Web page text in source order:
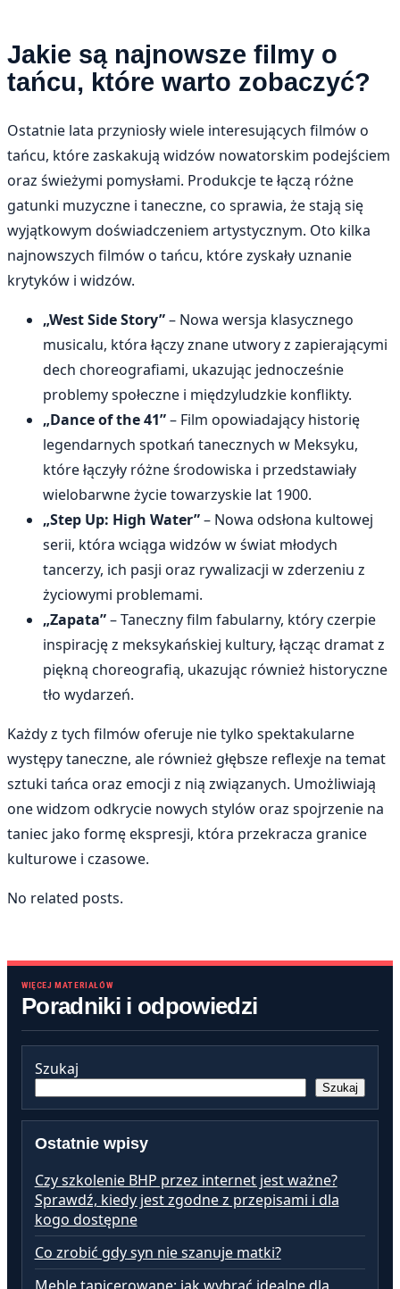
WIĘCEJ MATERIAŁÓW
Poradniki i odpowiedzi
Szukaj
Szukaj
Ostatnie wpisy
Czy szkolenie BHP przez internet jest ważne?
Sprawdź, kiedy jest zgodne z przepisami i dla
kogo dostępne
Co zrobić gdy syn nie szanuje matki?
Jakie są najnowsze filmy o
tańcu, które warto zobaczyć?
Ostatnie lata przyniosły wiele interesujących filmów o
tańcu, które zaskakują widzów nowatorskim podejściem
oraz świeżymi pomysłami. Produkcje te łączą różne
gatunki muzyczne i taneczne, co sprawia, że stają się
wyjątkowym doświadczeniem artystycznym. Oto kilka
najnowszych filmów o tańcu, które zyskały uznanie
krytyków i widzów.
„West Side Story”– Nowa wersja klasycznego
musicalu, która łączy znane utwory z zapierającymi
dech choreografiami, ukazując jednocześnie
problemy społeczne i międzyludzkie konflikty.
„Dance of the 41”– Film opowiadający historię
legendarnych spotkań tanecznych w Meksyku,
które łączyły różne środowiska i przedstawiały
wielobarwne życie towarzyskie lat 1900.
„Step Up: High Water”– Nowa odsłona kultowej
serii, która wciąga widzów w świat młodych
tancerzy, ich pasji oraz rywalizacji w zderzeniu z
życiowymi problemami.
„Zapata”– Taneczny film fabularny, który czerpie
inspirację z meksykańskiej kultury, łącząc dramat z
piękną choreografią, ukazując również historyczne
tło wydarzeń.
Każdy z tych filmów oferuje nie tylko spektakularne
występy taneczne, ale również głębsze reflexje na temat
sztuki tańca oraz emocji z nią związanych. Umożliwiają
one widzom odkrycie nowych stylów oraz spojrzenie na
taniec jako formę ekspresji, która przekracza granice
kulturowe i czasowe.
No related posts.